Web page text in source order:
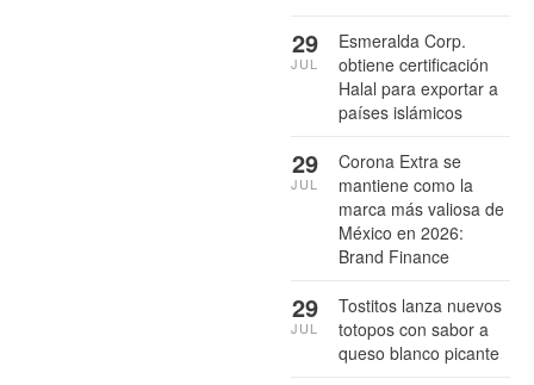
Esmeralda Corp.
obtiene certificación
Halal para exportar a
países islámicos
29
JUL
Corona Extra se
mantiene como la
marca más valiosa de
México en 2026:
Brand Finance
29
JUL
Tostitos lanza nuevos
totopos con sabor a
queso blanco picante
29
JUL